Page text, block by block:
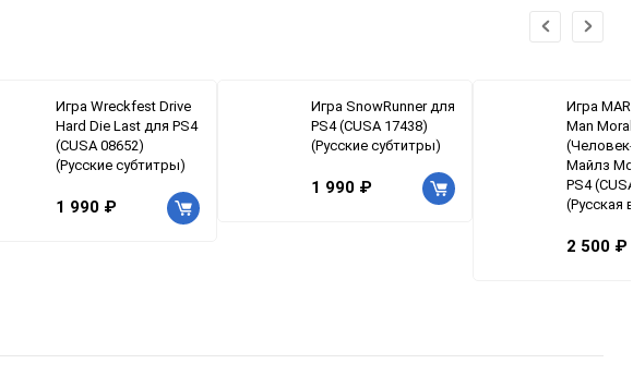
Игра Wreckfest Drive
Hard Die Last для PS4
(CUSA 08652)
(Русские субтитры)
1 990 ₽
Игра SnowRunner для
PS4 (CUSA 17438)
(Русские субтитры)
1 990 ₽
Игра
Man
Майлз
PS4
(Русская
2 500 ₽